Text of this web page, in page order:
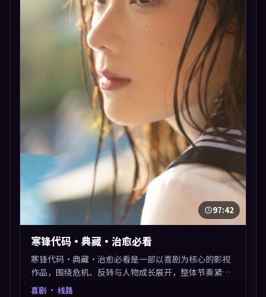
97:42
寒锋代码·典藏·治愈必看
寒锋代码·典藏·治愈必看是一部以喜剧为核心的影视
作品，围绕危机、反转与人物成长展开，整体节奏紧
凑，值得推荐观看。
喜剧 · 线路